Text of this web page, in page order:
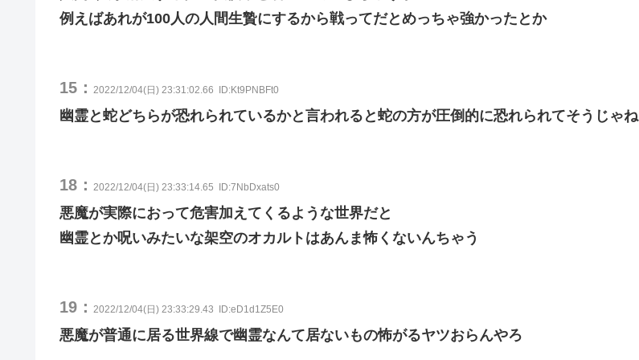
例えばあれが100人の人間生贄にするから戦ってだとめっちゃ強かったとか
15： 2022/12/04(日) 23:31:02.66 ID:Kt9PNBFt0
幽霊と蛇どちらが恐れられているかと言われると蛇の方が圧倒的に恐れられてそうじゃね
18： 2022/12/04(日) 23:33:14.65 ID:7NbDxats0
悪魔が実際におって危害加えてくるような世界だと
幽霊とか呪いみたいな架空のオカルトはあんま怖くないんちゃう
19： 2022/12/04(日) 23:33:29.43 ID:eD1d1Z5E0
悪魔が普通に居る世界線で幽霊なんて居ないもの怖がるヤツおらんやろ